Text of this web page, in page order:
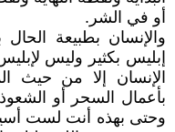
أو في الشر.
والإنسان بطبيعة
إبليس بكثير وليس
الإنسان إلا من حيث
بأعمال السحر أو
وحتى بهذه أنت لست